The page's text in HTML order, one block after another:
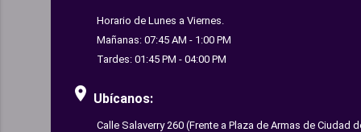
Horario de Lunes a Viernes.
Mañanas: 07:45 AM - 1:00 PM
Tardes: 01:45 PM - 04:00 PM
room Ubícanos:
Calle Salaverry 260 (Frente a Plaza de Armas de Ciudad